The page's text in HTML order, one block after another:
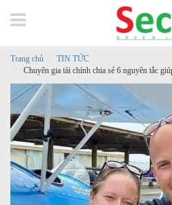
Trang chủ
TIN TỨC
Chuyên gia tài chính chia sẻ 6 nguyên tắc